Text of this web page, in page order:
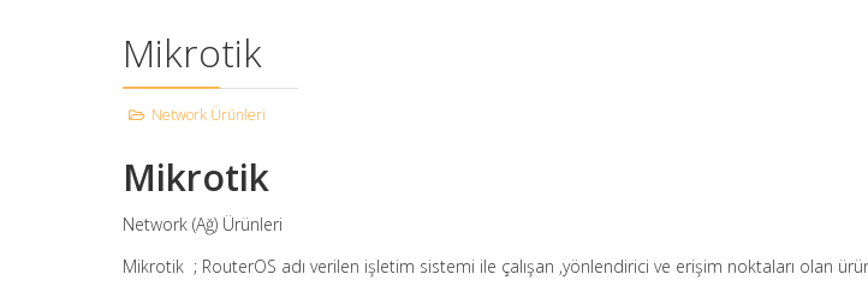
Mikrotik
Network Ürünleri
Mikrotik
Network (Ağ) Ürünleri
Mikrotik ; RouterOS adı verilen işletim sistemi ile çalışan ,yönlendirici ve erişim noktaları olan